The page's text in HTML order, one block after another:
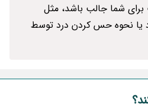
شما جالب باشد، مثل
یا نحوه حس کردن درد توسط